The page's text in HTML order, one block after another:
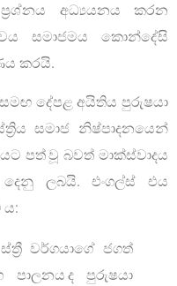
අධ්‍යයනය කරන
සමාජමය කොන්දේසි
කරයි.
දේපළ අයිතිය පුරුෂයා
සමාජ නිෂ්පාදනයෙන්
පත් වූ බවත් මාක්ස්වාදය
ලබයි. එංගල්ස් එය
වර්ගයාගේ ජගත්
පාලනය ද පුරුෂයා